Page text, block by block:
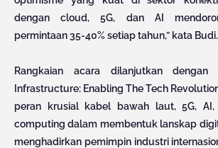
dengan cloud, 5G, dan AI
permintaan 35-40% setiap tahun,” kata Budi.
Rangkaian acara dilanjutkan dengan
Infrastructure: Enabling The Tech
peran krusial kabel bawah laut, 5G,
computing dalam membentuk lanskap
menghadirkan pemimpin industri